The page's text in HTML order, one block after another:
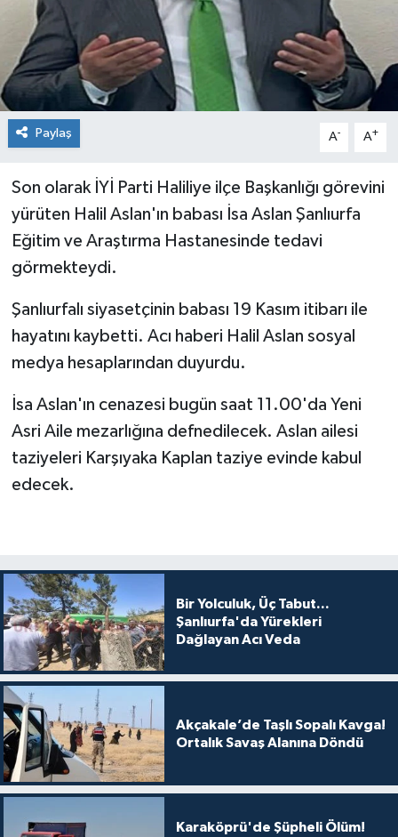
Paylaş A- A+
Son olarak İYİ Parti Haliliye ilçe Başkanlığı görevini
yürüten Halil Aslan'ın babası İsa Aslan Şanlıurfa
Eğitim ve Araştırma Hastanesinde tedavi
görmekteydi.
Şanlıurfalı siyasetçinin babası 19 Kasım itibarı ile
hayatını kaybetti. Acı haberi Halil Aslan sosyal
medya hesaplarından duyurdu.
İsa Aslan'ın cenazesi bugün saat 11.00'da Yeni
Asri Aile mezarlığına defnedilecek. Aslan ailesi
taziyeleri Karşıyaka Kaplan taziye evinde kabul
edecek.
Bir Yolculuk, Üç Tabut...
Şanlıurfa'da Yürekleri
Dağlayan Acı Veda
Akçakale’de Taşlı Sopalı Kavga!
Ortalık Savaş Alanına Döndü
Karaköprü'de Şüpheli Ölüm!